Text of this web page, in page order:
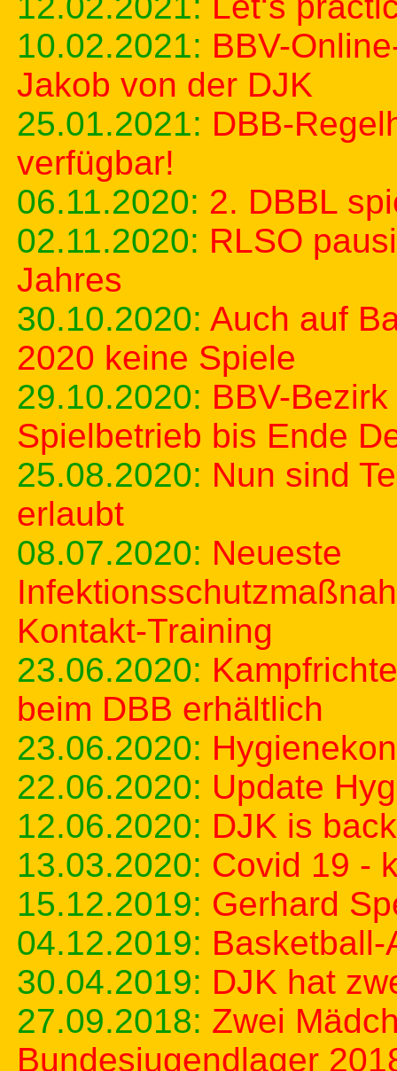
10.02.2021: BBV-
Jakob von der DJK
25.01.2021: DBB-
verfügbar!
06.11.2020: 2. DBBL
02.11.2020: RLSO
Jahres
30.10.2020: Auch auf
2020 keine Spiele
29.10.2020: BBV-
Spielbetrieb bis Ende
25.08.2020: Nun sind
erlaubt
08.07.2020: Neueste
Kontakt-Training
23.06.2020:
beim DBB erhältlich
23.06.2020:
22.06.2020: Update
12.06.2020: DJK is
13.03.2020: Covid 19 -
15.12.2019: Gerhard
04.12.2019:
30.04.2019: DJK hat
27.09.2018: Zwei
Bundesjugendlager